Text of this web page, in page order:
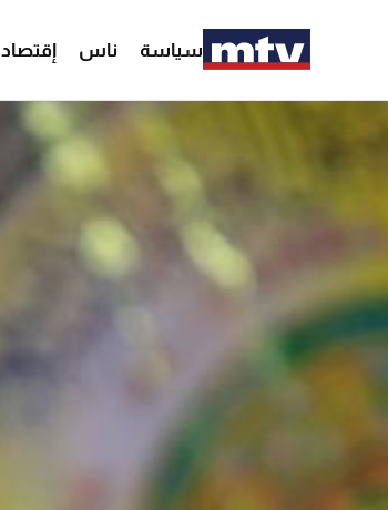
سياسة ناس إقتصاد